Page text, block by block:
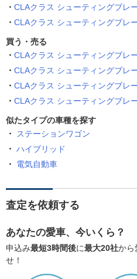
CLAクラス シューティングブレ
CLAクラス シューティングブレ
買う・売る
CLAクラス シューティングブレ
CLAクラス シューティングブレ
CLAクラス シューティングブレ
CLAクラス シューティングブレ
似たタイプの車種を探す
ステーションワゴン
ハイブリッド
電気自動車
査定を依頼する
あなたの愛車、今いくら？
申込み最短3時間後に最大20社から
せ！